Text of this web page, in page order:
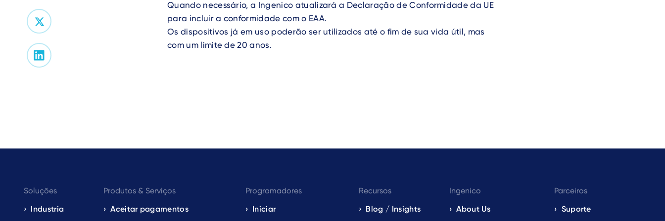
Quando necessário, a Ingenico atualizará a Declaração de Conformidade da UE
para incluir a conformidade com o EAA.
Os dispositivos já em uso poderão ser utilizados até o fim de sua vida útil, mas
com um limite de 20 anos.
Footer
navigation
Soluções
Industria
Produtos & Serviços
Aceitar pagamentos
Programadores
Iniciar
Recursos
Blog / Insights
Ingenico
About Us
Parceiros
Suporte